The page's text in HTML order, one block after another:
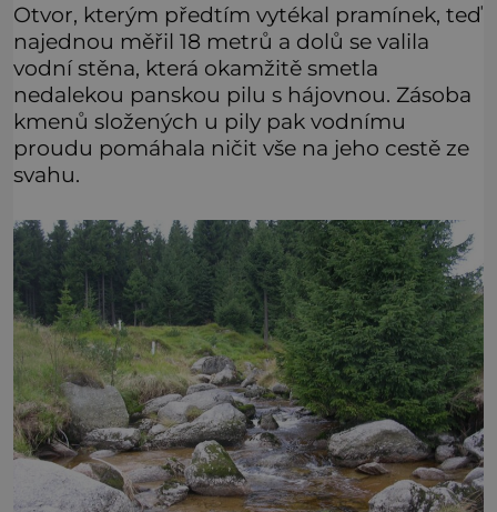
Otvor, kterým předtím vytékal pramínek, teď
najednou měřil 18 metrů a dolů se valila
vodní stěna, která okamžitě smetla
nedalekou panskou pilu s hájovnou. Zásoba
kmenů složených u pily pak vodnímu
proudu pomáhala ničit vše na jeho cestě ze
svahu.